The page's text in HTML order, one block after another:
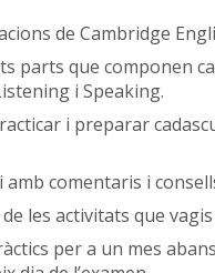
de Cambridge
que componen
i Speaking.
i preparar
comentaris i
les activitats que
per a un mes